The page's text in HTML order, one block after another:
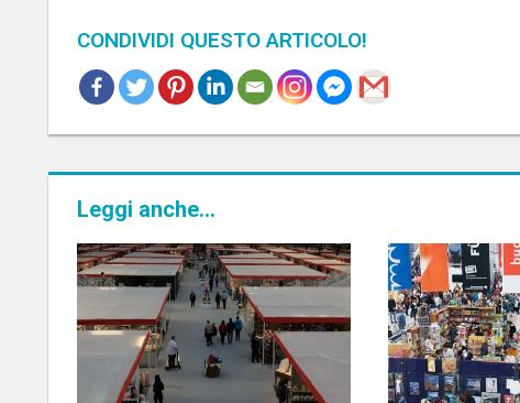
CONDIVIDI QUESTO ARTICOLO!
PER FIERA
Leggi anche...